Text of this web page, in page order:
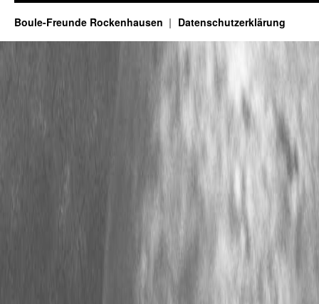
Boule-Freunde Rockenhausen Datenschutzerklärung